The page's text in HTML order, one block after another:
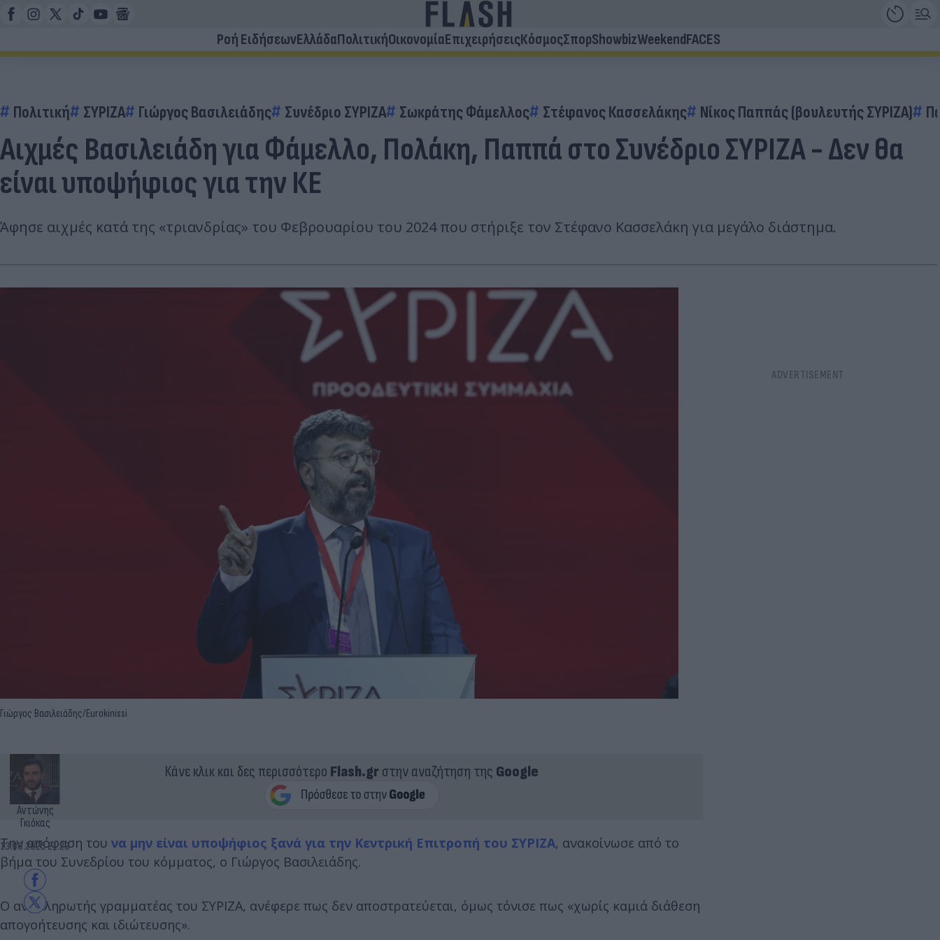
Ροή ΕιδήσεωνΕλλάδαΠολιτικήΟικονομίαΕπιχειρήσειςΚόσμοςΣπορShowbizWeekendFACES
Πολιτική ΣΥΡΙΖΑ Γιώργος Βασιλειάδης Συνέδριο ΣΥΡΙΖΑ Σωκράτης Φάμελλος Στέφανος Κασσελάκης Νίκος Παππάς (βουλευτής ΣΥΡΙΖΑ)
Αιχμές Βασιλειάδη για Φάμελλο, Πολάκη, Παππά στο Συνέδριο ΣΥΡΙΖΑ - Δεν θα
είναι υποψήφιος για την ΚΕ
Άφησε αιχμές κατά της «τριανδρίας» του Φεβρουαρίου του 2024 που στήριξε τον Στέφανο Κασσελάκη για μεγάλο διάστημα.
Γιώργος Βασιλειάδης/Eurokinissi
Αντώνης
Γκιόκας
13.06.2025 21:29
Κάνε κλικ και δες περισσότερο Flash.grστην αναζήτηση της Google
Την απόφαση του να μην είναι υποψήφιος ξανά για την Κεντρική Επιτροπή του ΣΥΡΙΖΑ, ανακοίνωσε από το
βήμα του Συνεδρίου του κόμματος, ο Γιώργος Βασιλειάδης.
Ο αναπληρωτής γραμματέας του ΣΥΡΙΖΑ, ανέφερε πως δεν αποστρατεύεται, όμως τόνισε πως «χωρίς καμιά διάθεση
απογοήτευσης και ιδιώτευσης».